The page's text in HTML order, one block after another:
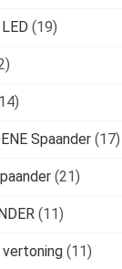
(19)
Spaander (17)
(21)
(11)
(11)